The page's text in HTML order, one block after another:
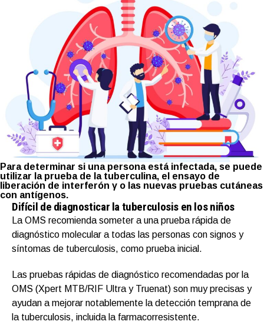
Para determinar si una persona está infectada, se puede
utilizar la prueba de la tuberculina, el ensayo de
liberación de interferón γ o las nuevas pruebas cutáneas
con antígenos.
Difícil de diagnosticar la tuberculosis en los niños
La OMS recomienda someter a una prueba rápida de
diagnóstico molecular a todas las personas con signos y
síntomas de tuberculosis, como prueba inicial.
Las pruebas rápidas de diagnóstico recomendadas por la
OMS (Xpert MTB/RIF Ultra y Truenat) son muy precisas y
ayudan a mejorar notablemente la detección temprana de
la tuberculosis, incluida la farmacorresistente.